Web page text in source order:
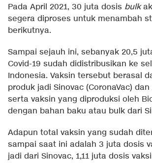
Pada April 2021, 30 juta dosis bulk
segera diproses untuk menambah
berikutnya.
Sampai sejauh ini, sebanyak 20,5
Covid-19 sudah didistribusikan ke
Indonesia. Vaksin tersebut berasal
produk jadi Sinovac (CoronaVac)
serta vaksin yang diproduksi oleh
dengan bahan baku atau bulk dari
Adapun total vaksin yang sudah
sampai saat ini adalah 3 juta dosis
jadi dari Sinovac, 1,11 juta dosis